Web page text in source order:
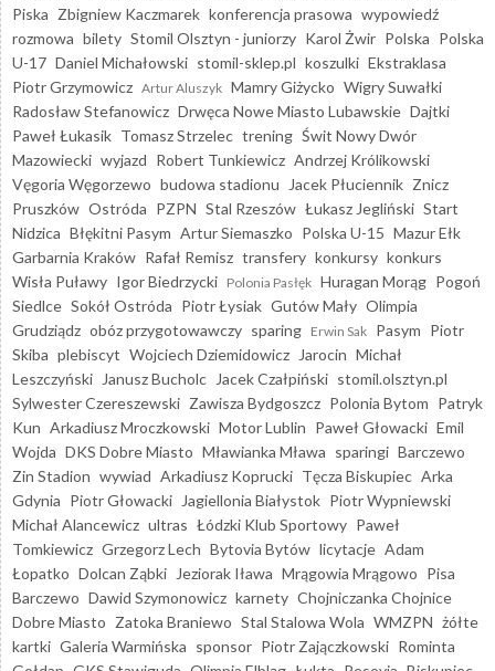
Piska Zbigniew Kaczmarek konferencja prasowa wypowiedź
rozmowa bilety Stomil Olsztyn - juniorzy Karol Żwir Polska Polska
U-17 Daniel Michałowski stomil-sklep.pl koszulki Ekstraklasa
Piotr Grzymowicz Artur Aluszyk Mamry Giżycko Wigry Suwałki
Radosław Stefanowicz Drwęca Nowe Miasto Lubawskie Dajtki
Paweł Łukasik Tomasz Strzelec trening Świt Nowy Dwór
Mazowiecki wyjazd Robert Tunkiewicz Andrzej Królikowski
Vęgoria Węgorzewo budowa stadionu Jacek Płuciennik Znicz
Pruszków Ostróda PZPN Stal Rzeszów Łukasz Jegliński Start
Nidzica Błękitni Pasym Artur Siemaszko Polska U-15 Mazur Ełk
Garbarnia Kraków Rafał Remisz transfery konkursy konkurs
Wisła Puławy Igor Biedrzycki Polonia Pasłęk Huragan Morąg Pogoń
Siedlce Sokół Ostróda Piotr Łysiak Gutów Mały Olimpia
Grudziądz obóz przygotowawczy sparing Erwin Sak Pasym Piotr
Skiba plebiscyt Wojciech Dziemidowicz Jarocin Michał
Leszczyński
Janusz Bucholc Jacek Czałpiński stomil.olsztyn.pl
Sylwester Czereszewski Zawisza Bydgoszcz Polonia Bytom Patryk
Kun Arkadiusz Mroczkowski Motor Lublin Paweł Głowacki Emil
Wojda DKS Dobre Miasto Mławianka Mława sparingi Barczewo
Zin Stadion wywiad Arkadiusz Koprucki Tęcza Biskupiec Arka
Gdynia Piotr Głowacki Jagiellonia Białystok Piotr Wypniewski
Michał Alancewicz ultras Łódzki Klub Sportowy Paweł
Tomkiewicz Grzegorz Lech Bytovia Bytów licytacje Adam
Łopatko Dolcan Ząbki Jeziorak Iława Mrągowia Mrągowo Pisa
Barczewo Dawid Szymonowicz karnety Chojniczanka Chojnice
Dobre Miasto Zatoka Braniewo Stal Stalowa Wola WMZPN żółte
kartki Galeria Warmińska sponsor Piotr Zajączkowski Rominta